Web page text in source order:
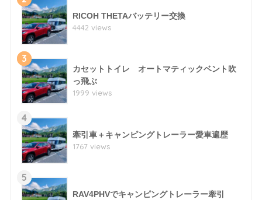
RICOH THETAバッテリー交換
4442 views
3
カセットトイレ オートマティックベント吹
っ飛ぶ
1999 views
4
牽引車＋キャンピングトレーラー愛車遍歴
1767 views
5
RAV4PHVでキャンピングトレーラー牽引